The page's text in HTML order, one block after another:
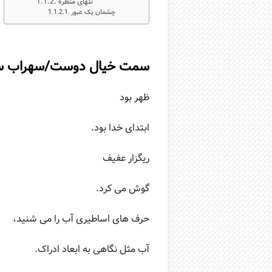
چشمان یک عبور
سمت خیال دوست/سهراب
ظهر بود
ابتدای خدا بود.
ریگزار عفیف
گوش می کرد.
حرف های اساطیری آب را می شنید،
آب مثل نگاهی به ابعاد ادراک.